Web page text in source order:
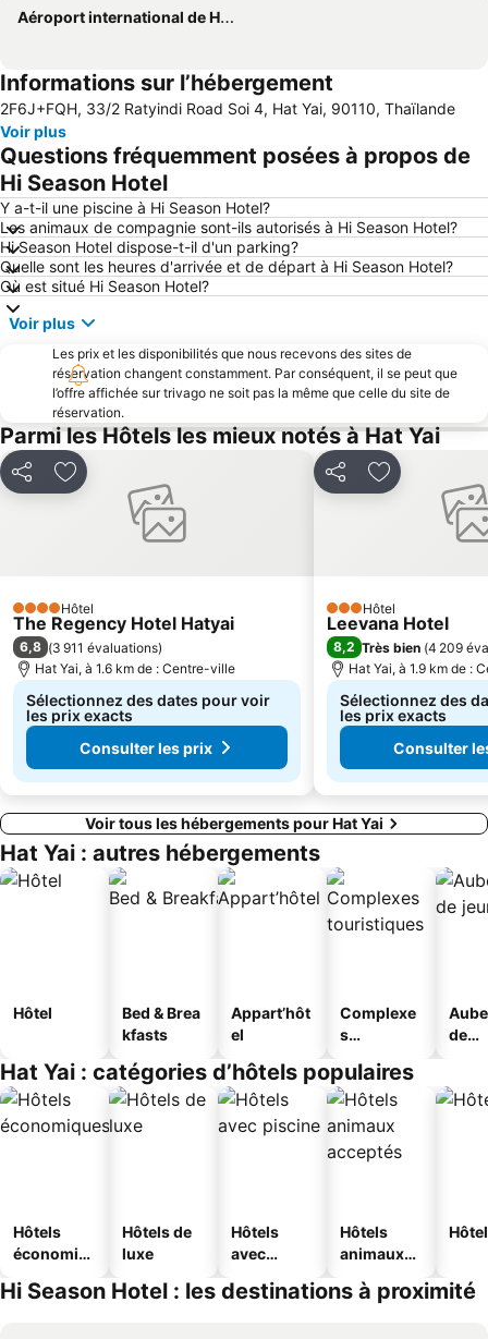
Aéroport international de Hat Yai
Informations sur l’hébergement
2F6J+FQH, 33/2 Ratyindi Road Soi 4, Hat Yai, 90110, Thaïlande
Voir plus
Questions fréquemment posées à propos de
Hi Season Hotel
Y a-t-il une piscine à Hi Season Hotel?
Les animaux de compagnie sont-ils autorisés à Hi Season Hotel?
Hi Season Hotel dispose-t-il d'un parking?
Quelle sont les heures d'arrivée et de départ à Hi Season Hotel?
Où est situé Hi Season Hotel?
Voir plus
Les prix et les disponibilités que nous recevons des sites de
réservation changent constamment. Par conséquent, il se peut que
l’offre affichée sur trivago ne soit pas la même que celle du site de
réservation.
Parmi les Hôtels les mieux notés à Hat Yai
PartagerAjouter à mes favoris
4 ÉtoilesHôtel
The Regency Hotel Hatyai
6,8 (3 911 évaluations)
Hat Yai, à 1.6 km de : Centre-ville
Sélectionnez des dates pour voir
les prix exacts
Consulter les prix
PartagerAjouter à
3 Étoiles
Hôtel
Leevana Hotel
8,2 Très bien (4 209
Hat Yai, à 1.9 km de :
Sélectionnez des
les prix exacts
Consulter
Voir tous les hébergements pour Hat Yai
Hat Yai : autres hébergements
Hôtel
Bed & Brea
kfasts
Appart’hôt
el
Complexe
s
s
de
Hat Yai : catégories d’hôtels populaires
Hôtels
économiq
Hôtels de
luxe
Hôtels
avec
Hôtels
animaux
Hi Season Hotel : les destinations à proximité